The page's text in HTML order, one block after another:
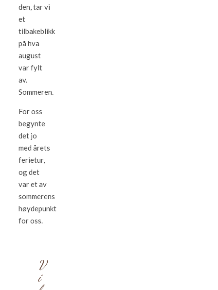
den, tar vi
et
tilbakeblikk
på hva
august
var fylt
av.
Sommeren.
For oss
begynte
det jo
med årets
ferietur,
og det
var et av
sommerens
høydepunkt
for oss.
V
i